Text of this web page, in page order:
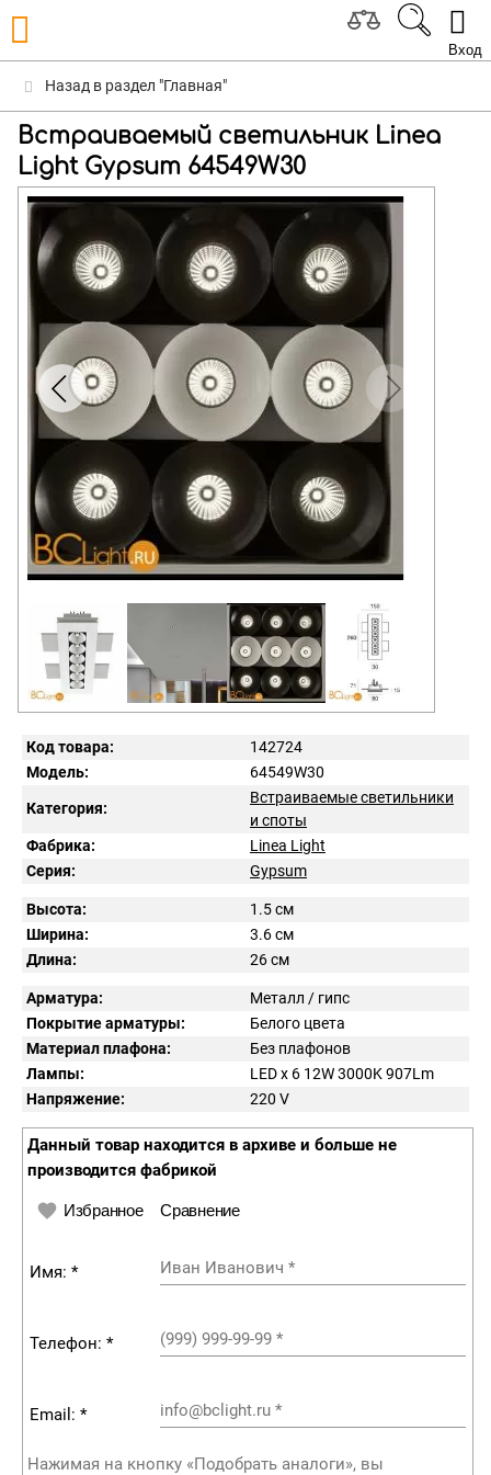
Вход
Назад в раздел "Главная"
Встраиваемый светильник Linea
Light Gypsum 64549W30
Код товара:
142724
Модель:
64549W30
Категория:
Встраиваемые светильники
и споты
Фабрика:
Linea Light
Серия:
Gypsum
Высота:
1.5 см
Ширина:
3.6 см
Длина:
26 см
Арматура:
Металл / гипс
Покрытие арматуры:
Белого цвета
Материал плафона:
Без плафонов
Лампы:
LED x 6 12W 3000K 907Lm
Напряжение:
220 V
Данный товар находится в архиве и больше не
производится фабрикой
Избранное Сравнение
Имя: * Иван Иванович *
Телефон: * (999) 999-99-99 *
Email: * info@bclight.ru *
Нажимая на кнопку «Подобрать аналоги», вы